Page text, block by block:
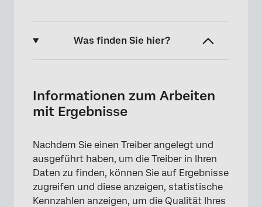
Was finden Sie hier?
Zugriff auf Ergebnisse
Anzeigen von Ergebnisse
Erkunden von Treibern in einem Dashboard
Ein- und Ausblenden von Treibern in
Ergebnisse
Informationen zum Arbeiten
mit Ergebnisse
Nachdem Sie einen Treiber angelegt und
ausgeführt haben, um die Treiber in Ihren
Daten zu finden, können Sie auf Ergebnisse
zugreifen und diese anzeigen, statistische
Kennzahlen anzeigen, um die Qualität Ihres